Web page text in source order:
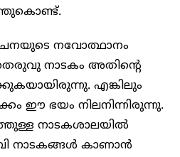
നവോത്ഥാനം
നാടകം അതിന്റെ
എങ്കിലും
ഈ ഭയം നിലനിന്നിരുന്നു.
നാടകശാലയിൽ
നാടകങ്ങൾ കാണാൻ